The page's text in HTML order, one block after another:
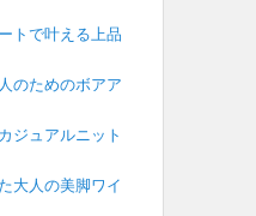
トで叶える上品
のためのボアア
ジュアルニット
大人の美脚ワイ